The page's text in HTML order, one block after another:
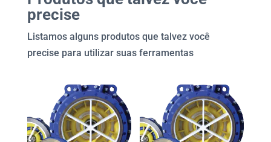
Volante
quantidade
precise
Listamos alguns produtos que talvez você
precise para utilizar suas ferramentas